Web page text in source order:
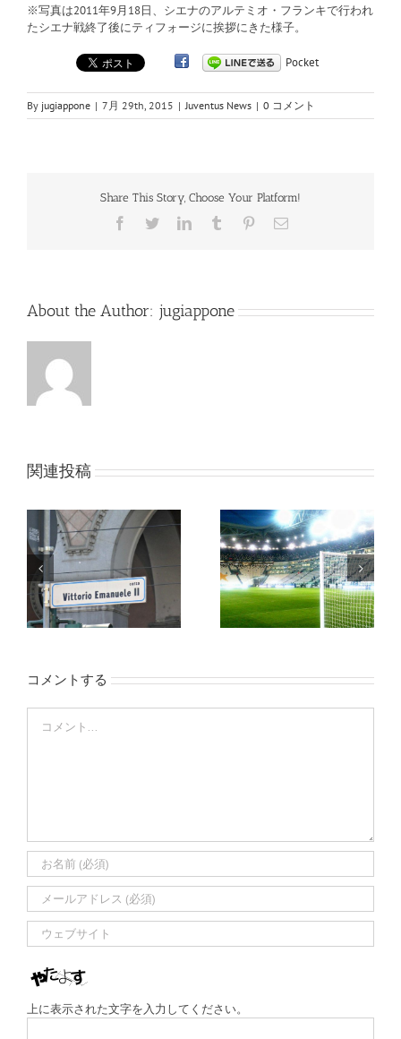
※写真は2011年9月18日、シエナのアルテミオ・フランキで行われ
たシエナ戦終了後にティフォージに挨拶にきた様子。
Pocket
By jugiappone | 7月 29th, 2015 | Juventus News | 0 コメント
Share This Story, Choose Your Platform!
Facebook
TwitterLinkedInTumblr Pinterest
電
About the Author: jugiappone
関連投稿
コメントする
上に表示された文字を入力してください。